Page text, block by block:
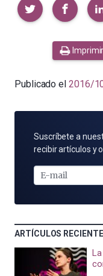
Compartir
Imprimir
Publicado el 2016/
SUSCRÍBETE
POR
MAIL
Suscríbete a
recibir artículos y
ARTÍCULOS